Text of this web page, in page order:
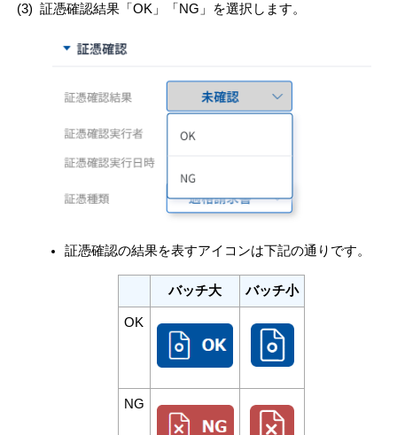
(3)証憑確認結果「OK」「NG」を選択します。
証憑確認の結果を表すアイコンは下記の通りです。
バッチ大 バッチ小
OK
NG